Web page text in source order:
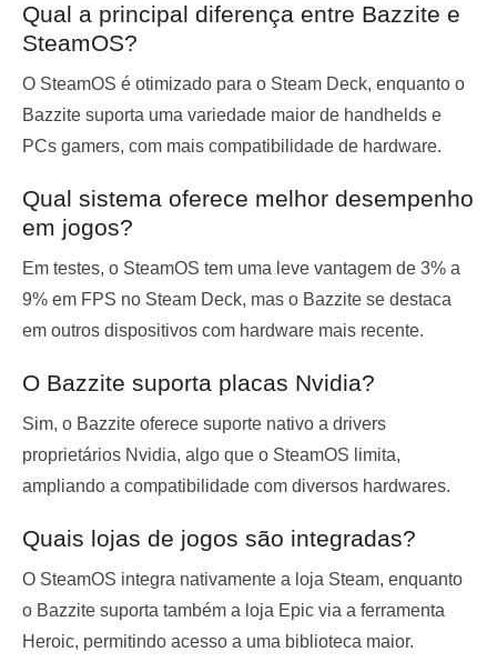
Qual a principal diferença entre Bazzite e
SteamOS?
O SteamOS é otimizado para o Steam Deck, enquanto o
Bazzite suporta uma variedade maior de handhelds e
PCs gamers, com mais compatibilidade de hardware.
Qual sistema oferece melhor desempenho
em jogos?
Em testes, o SteamOS tem uma leve vantagem de 3% a
9% em FPS no Steam Deck, mas o Bazzite se destaca
em outros dispositivos com hardware mais recente.
O Bazzite suporta placas Nvidia?
Sim, o Bazzite oferece suporte nativo a drivers
proprietários Nvidia, algo que o SteamOS limita,
ampliando a compatibilidade com diversos hardwares.
Quais lojas de jogos são integradas?
O SteamOS integra nativamente a loja Steam, enquanto
o Bazzite suporta também a loja Epic via a ferramenta
Heroic, permitindo acesso a uma biblioteca maior.